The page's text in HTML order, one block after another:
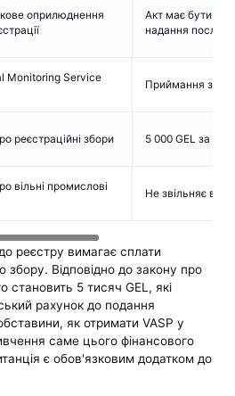
оприлюднення
Акт має бути
надання послуг
Monitoring Service
Приймання
реєстраційні збори 5 000 GEL за
вільні промислові
Не звільняє від
реєстру вимагає сплати
збору. Відповідно до закону про
становить 5 тисяч GEL, які
рахунок до подання
як отримати VASP у
саме цього фінансового
є обов'язковим додатком до